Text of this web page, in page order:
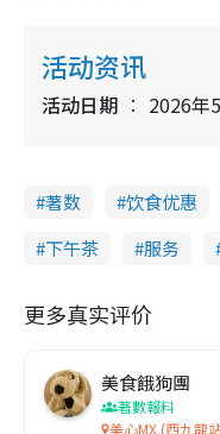
活动资讯
活动日期 2026年
著数 饮食优惠
下午茶
服务
更多真实评价
美食餓狗團
著數報料
美心MX (西九龍